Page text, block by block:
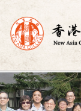
Skip
to